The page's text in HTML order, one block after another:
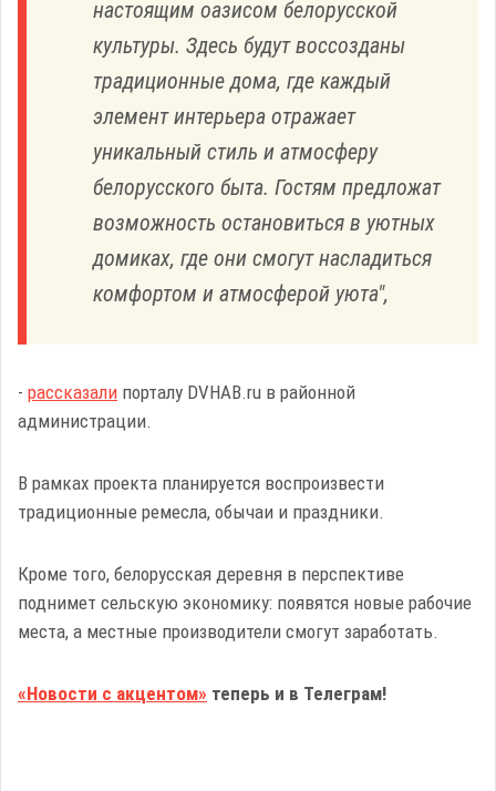
настоящим оазисом белорусской
культуры. Здесь будут воссозданы
традиционные дома, где каждый
элемент интерьера отражает
уникальный стиль и атмосферу
белорусского быта. Гостям предложат
возможность остановиться в уютных
домиках, где они смогут насладиться
комфортом и атмосферой уюта",
- рассказали порталу DVHAB.ru в районной
администрации.
В рамках проекта планируется воспроизвести
традиционные ремесла, обычаи и праздники.
Кроме того, белорусская деревня в перспективе
поднимет сельскую экономику: появятся новые рабочие
места, а местные производители смогут заработать.
«Новости с акцентом» теперь и в Телеграм!